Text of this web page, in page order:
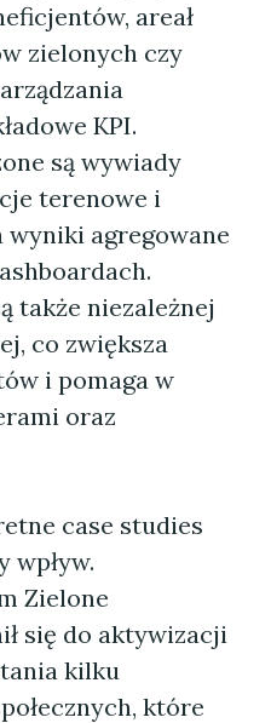
areał
zielonych czy
KPI.
są wywiady
terenowe i
agregowane
także niezależnej
co zwiększa
i pomaga w
oraz
case studies
wpływ.
Zielone
się do aktywizacji
kilku
które